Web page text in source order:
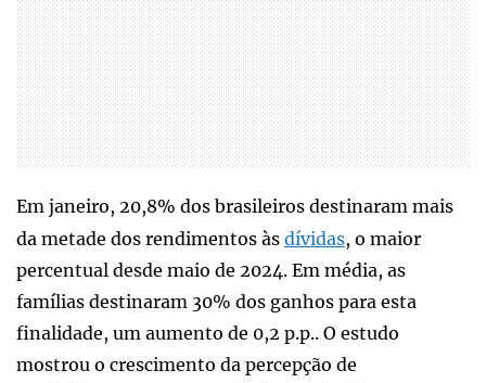
Em janeiro, 20,8% dos brasileiros destinaram mais
da metade dos rendimentos às dívidas, o maior
percentual desde maio de 2024. Em média, as
famílias destinaram 30% dos ganhos para esta
finalidade, um aumento de 0,2 p.p.. O estudo
mostrou o crescimento da percepção de